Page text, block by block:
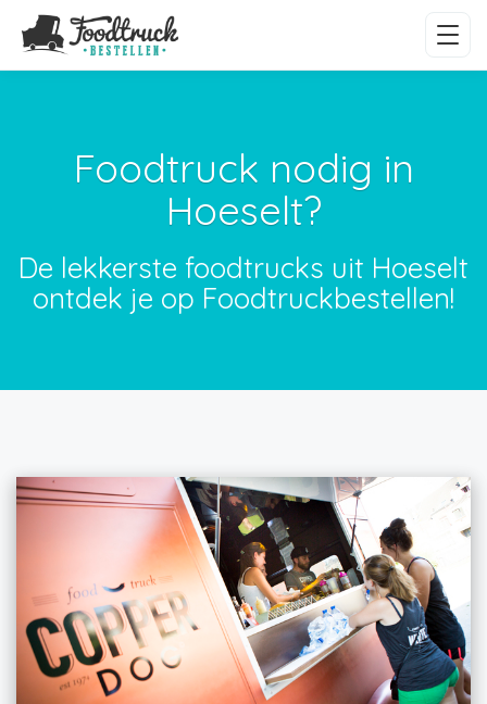
Foodtruck nodig in
Hoeselt?
De lekkerste foodtrucks uit Hoeselt
ontdek je op Foodtruckbestellen!